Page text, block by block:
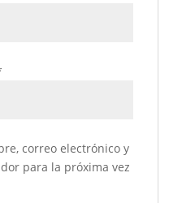
correo electrónico y
para la próxima vez